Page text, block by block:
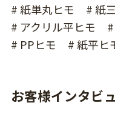
# 紙単丸ヒモ
# 紙
# アクリル平ヒモ
# PPヒモ
# 紙平ヒ
お客様インタビ